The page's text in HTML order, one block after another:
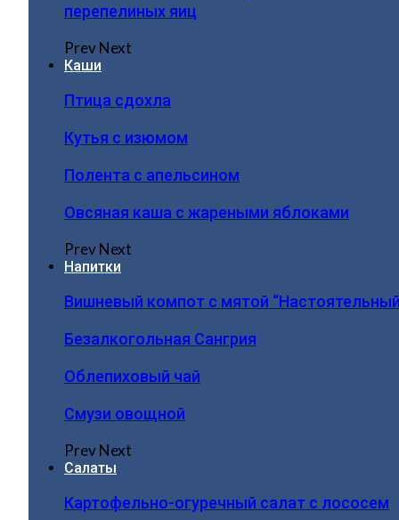
перепелиных яиц
PrevNext
Каши
Птица сдохла
Кутья с изюмом
Полента с апельсином
Овсяная каша с жареными яблоками
PrevNext
Напитки
Вишневый компот с мятой
Безалкогольная Сангрия
Облепиховый чай
Смузи овощной
PrevNext
Салаты
Картофельно-огуречный салат с лососем